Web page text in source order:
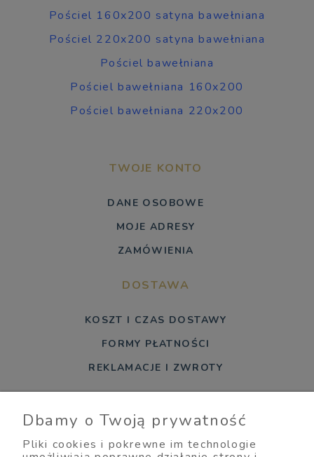
Pościel 160x200 satyna bawełniana
Pościel 220x200 satyna bawełniana
Pościel bawełniana
Pościel bawełniana 160x200
Pościel bawełniana 220x200
TWOJE KONTO
DANE OSOBOWE
MOJE ADRESY
ZAMÓWIENIA
DOSTAWA
KOSZT I CZAS DOSTAWY
FORMY PŁATNOŚCI
REKLAMACJE I ZWROTY
REGULAMIN SKLEPU
Dbamy o Twoją prywatność
Pliki cookies i pokrewne im technologie